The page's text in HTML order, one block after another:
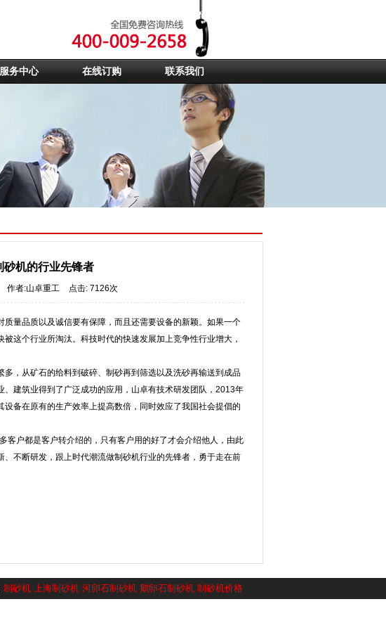
服务中心 在线订购 联系我们
砂机的行业先锋者
作者:山卓重工 点击: 7126次
质量品质以及诚信要有保障，而且还需要设备的新颖。如果一个
这个行业所淘汰。科技时代的快速发展加上竞争性行业增大，
，从矿石的给料到破碎、制砂再到筛选以及洗砂再输送到成品
建筑业得到了广泛成功的应用，山卓有技术研发团队，2013年
备在原有的生产效率上提高数倍，同时效应了我国社会提倡的
客户都是客户转介绍的，只有客户用的好了才会介绍他人，由此
不断研发，跟上时代潮流做制砂机行业的先锋者，勇于走在前
制砂机 上海制砂机 河卵石制砂机 鹅卵石制砂机 制砂机价格